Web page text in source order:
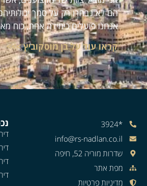
הם לא נבחרו רק על סמך
אנחנו פועלים כיחידה אחת, כוח
קראו עוד על בן מוסקוביץ >>>
*3924
info@rs-nadlan.co.il
שדרות מוריה 52, חיפה
מפת אתר
מדיניות פרטיות